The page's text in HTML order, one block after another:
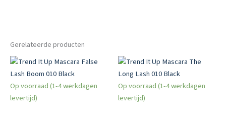
Gerelateerde producten
Op voorraad (1-4 werkdagen
levertijd)
Op voorraad (1-4 werkdagen
levertijd)